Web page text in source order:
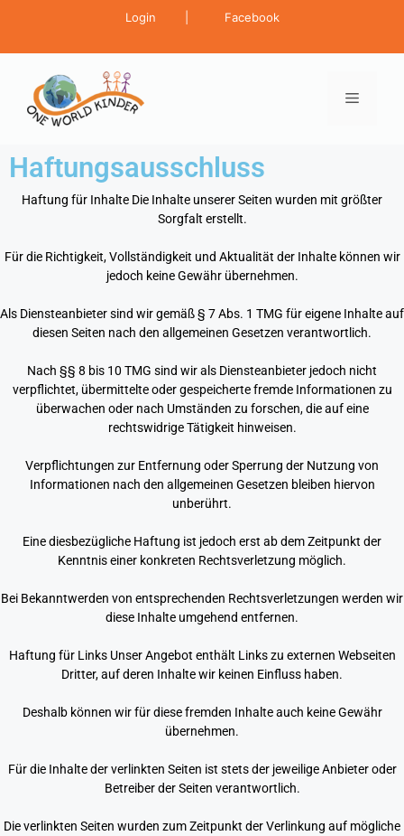
Login Facebook
Haftungsausschluss
Haftung für Inhalte Die Inhalte unserer Seiten wurden mit größter
Sorgfalt erstellt.
Für die Richtigkeit, Vollständigkeit und Aktualität der Inhalte können wir
jedoch keine Gewähr übernehmen.
Als Diensteanbieter sind wir gemäß § 7 Abs. 1 TMG für eigene Inhalte auf
diesen Seiten nach den allgemeinen Gesetzen verantwortlich.
Nach §§ 8 bis 10 TMG sind wir als Diensteanbieter jedoch nicht
verpflichtet, übermittelte oder gespeicherte fremde Informationen zu
überwachen oder nach Umständen zu forschen, die auf eine
rechtswidrige Tätigkeit hinweisen.
Verpflichtungen zur Entfernung oder Sperrung der Nutzung von
Informationen nach den allgemeinen Gesetzen bleiben hiervon
unberührt.
Eine diesbezügliche Haftung ist jedoch erst ab dem Zeitpunkt der
Kenntnis einer konkreten Rechtsverletzung möglich.
Bei Bekanntwerden von entsprechenden Rechtsverletzungen werden wir
diese Inhalte umgehend entfernen.
Haftung für Links Unser Angebot enthält Links zu externen Webseiten
Dritter, auf deren Inhalte wir keinen Einfluss haben.
Deshalb können wir für diese fremden Inhalte auch keine Gewähr
übernehmen.
Für die Inhalte der verlinkten Seiten ist stets der jeweilige Anbieter oder
Betreiber der Seiten verantwortlich.
Die verlinkten Seiten wurden zum Zeitpunkt der Verlinkung auf mögliche